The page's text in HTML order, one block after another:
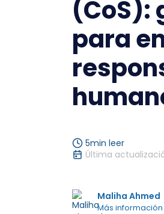
(CoS):
para
5min leer
Última
Maliha Ahmed
Más información